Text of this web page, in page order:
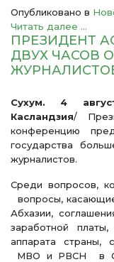
Опубликовано в
Читать далее ...
ПРЕЗИДЕНТ
ДВУХ ЧАСОВ
Сухум. 4
Касландзия/
конференцию
государства
журналистов.
Среди вопросов,
вопросы,
Абхазии,
заработной
аппарата страны,
МВО и РВСН в